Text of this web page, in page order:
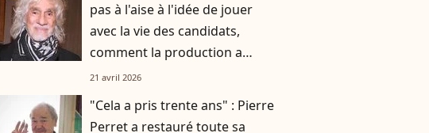
pas à l'aise à l'idée de jouer
avec la vie des candidats,
comment la production a
réussi à le faire rempiler
21 avril 2026
"Cela a pris trente ans" : Pierre
Perret a restauré toute sa